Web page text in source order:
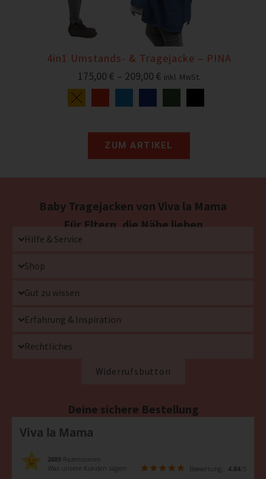
4in1 Umstands- & Tragejacke – PINA
175,00 € – 209,00 € inkl. MwSt.
ZUM ARTIKEL
Baby Tragejacken von Viva la Mama
Für Eltern, die Nähe lieben
Hilfe & Service
Shop
Gut zu wissen
Erfahrung & Inspiration
Rechtliches
Widerrufsbutton
Deine sichere Bestellung
Viva la Mama
2489 Rezensionen
Was unsere Kunden sagen
Bewertung: 4.84/5